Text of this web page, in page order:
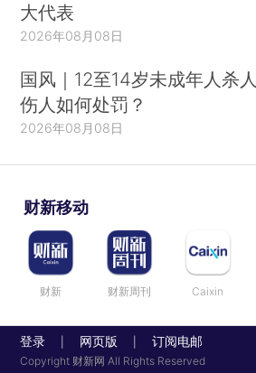
大代表
2026年08月08日
国风｜12至14岁未成年人杀人
伤人如何处罚？
2026年08月08日
财新移动
财新 财新周刊 Caixin
登录 网页版 订阅电邮
Copyright 财新网 All Rights Reserved